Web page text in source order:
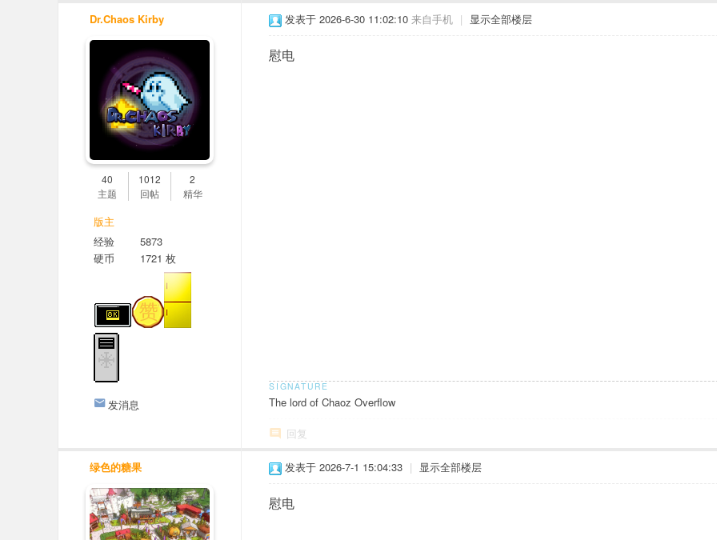
Dr.Chaos Kirby
40
主题
1012
回帖
2
精华
版主
经验
5873
硬币
1721 枚
发消息
发表于 2026-6-30 11:02:10 来自手机 | 显示全部楼层
慰电
The lord of Chaoz Overflow
回复
绿色的糖果 发表于 2026-7-1 15:04:33 | 显示全部楼层
慰电